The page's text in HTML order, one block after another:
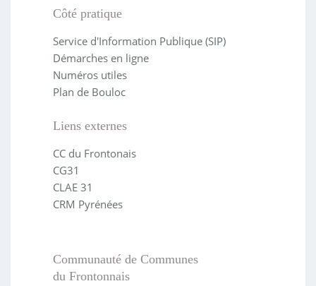
Côté pratique
Service d'Information Publique (SIP)
Démarches en ligne
Numéros utiles
Plan de Bouloc
Liens externes
CC du Frontonais
CG31
CLAE 31
CRM Pyrénées
Communauté de Communes
du Frontonnais